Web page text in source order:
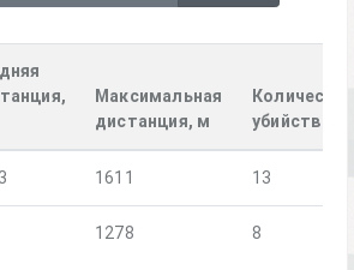
Максимальная
дистанция, м
убийств
1611 13
1278 8